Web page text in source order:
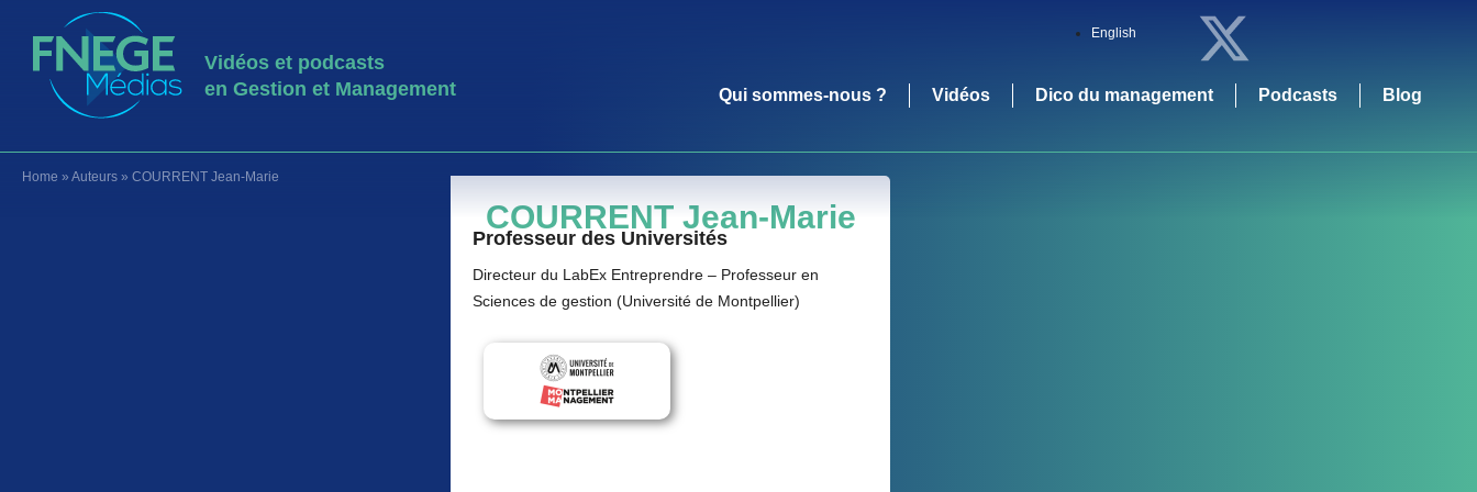
Vidéos et podcasts
en Gestion et Management
English
Qui sommes-nous ? Vidéos Dico du management Podcasts Blog
Home » Auteurs » COURRENT Jean-Marie
COURRENT Jean-Marie
Professeur des Universités
Directeur du LabEx Entreprendre – Professeur en
Sciences de gestion (Université de Montpellier)